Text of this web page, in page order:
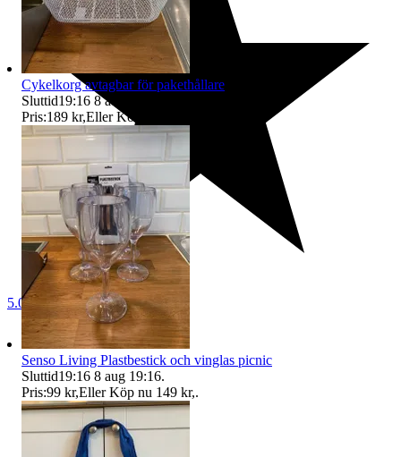
5.0
Cykelkorg avtagbar för pakethållare
Sluttid19:16 8 aug 19:16
Pris:189 kr,Eller Köp nu
Senso Living Plastbestick och vinglas picnic
Sluttid19:16 8 aug 19:16.
Pris:99 kr,Eller Köp nu 149 kr,.